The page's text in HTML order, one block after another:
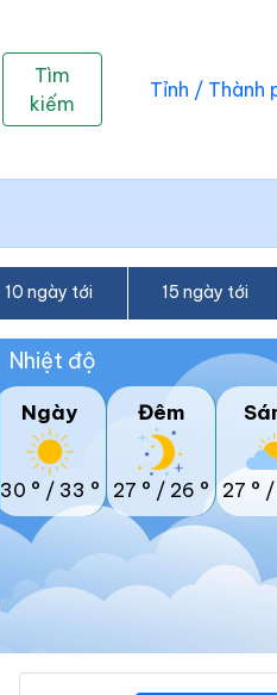
Tìm
kiếm
Tỉnh / Thành
10 ngày tới 15 ngày tới
Nhiệt độ
Ngày
30 ° / 33 °
Đêm
27 ° / 26 ° 27 ° /